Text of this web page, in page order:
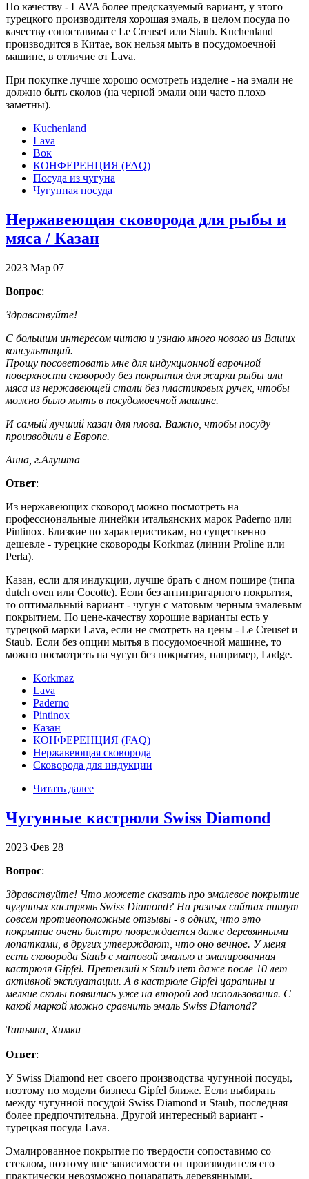
По качеству - LAVA более предсказуемый вариант, у этого
турецкого производителя хорошая эмаль, в целом посуда по
качеству сопоставима с Le Creuset или Staub. Kuchenland
производится в Китае, вок нельзя мыть в посудомоечной
машине, в отличие от Lava.
При покупке лучше хорошо осмотреть изделие - на эмали не
должно быть сколов (на черной эмали они часто плохо
заметны).
Kuchenland
Lava
Вок
КОНФЕРЕНЦИЯ (FAQ)
Посуда из чугуна
Чугунная посуда
Нержавеющая сковорода для рыбы и
мяса / Казан
2023 Мар 07
Вопрос:
Здравствуйте!
С большим интересом читаю и узнаю много нового из Ваших
консультаций.
Прошу посоветовать мне для индукционной варочной
поверхности сковороду без покрытия для жарки рыбы или
мяса из нержавеющей стали без пластиковых ручек, чтобы
можно было мыть в посудомоечной машине.
И самый лучший казан для плова. Важно, чтобы посуду
производили в Европе.
Анна, г.Алушта
Ответ:
Из нержавеющих сковород можно посмотреть на
профессиональные линейки итальянских марок Paderno или
Pintinox. Близкие по характеристикам, но существенно
дешевле - турецкие сковороды Korkmaz (линии Proline или
Perla).
Казан, если для индукции, лучше брать с дном пошире (типа
dutch oven или Cocotte). Если без антипригарного покрытия,
то оптимальный вариант - чугун с матовым черным эмалевым
покрытием. По цене-качеству хорошие варианты есть у
турецкой марки Lava, если не смотреть на цены - Le Creuset и
Staub. Если без опции мытья в посудомоечной машине, то
можно посмотреть на чугун без покрытия, например, Lodge.
Korkmaz
Lava
Paderno
Pintinox
Казан
КОНФЕРЕНЦИЯ (FAQ)
Нержавеющая сковорода
Сковорода для индукции
Читать далее
Чугунные кастрюли Swiss Diamond
2023 Фев 28
Вопрос:
Здравствуйте! Что можете сказать про эмалевое покрытие
чугунных кастрюль Swiss Diamond? На разных сайтах пишут
совсем противоположные отзывы - в одних, что это
покрытие очень быстро повреждается даже деревянными
лопатками, в других утверждают, что оно вечное. У меня
есть сковорода Staub с матовой эмалью и эмалированная
кастрюля Gipfel. Претензий к Staub нет даже после 10 лет
активной эксплуатации. А в кастрюле Gipfel царапины и
мелкие сколы появились уже на второй год использования. С
какой маркой можно сравнить эмаль Swiss Diamond?
Татьяна, Химки
Ответ:
У Swiss Diamond нет своего производства чугунной посуды,
поэтому по модели бизнеса Gipfel ближе. Если выбирать
между чугунной посудой Swiss Diamond и Staub, последняя
более предпочтительна. Другой интересный вариант -
турецкая посуда Lava.
Эмалированное покрытие по твердости сопоставимо со
стеклом, поэтому вне зависимости от производителя его
практически невозможно поцарапать деревянными,